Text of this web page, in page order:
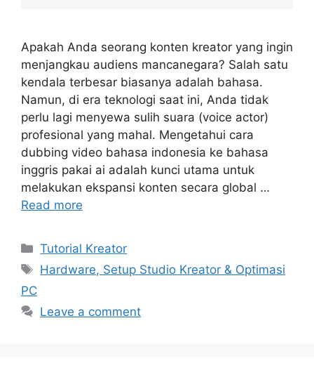
Apakah Anda seorang konten kreator yang ingin
menjangkau audiens mancanegara? Salah satu
kendala terbesar biasanya adalah bahasa.
Namun, di era teknologi saat ini, Anda tidak
perlu lagi menyewa sulih suara (voice actor)
profesional yang mahal. Mengetahui cara
dubbing video bahasa indonesia ke bahasa
inggris pakai ai adalah kunci utama untuk
melakukan ekspansi konten secara global …
Read more
Categories
Tutorial Kreator
Tags
Hardware, Setup Studio Kreator & Optimasi
PC
Leave a comment